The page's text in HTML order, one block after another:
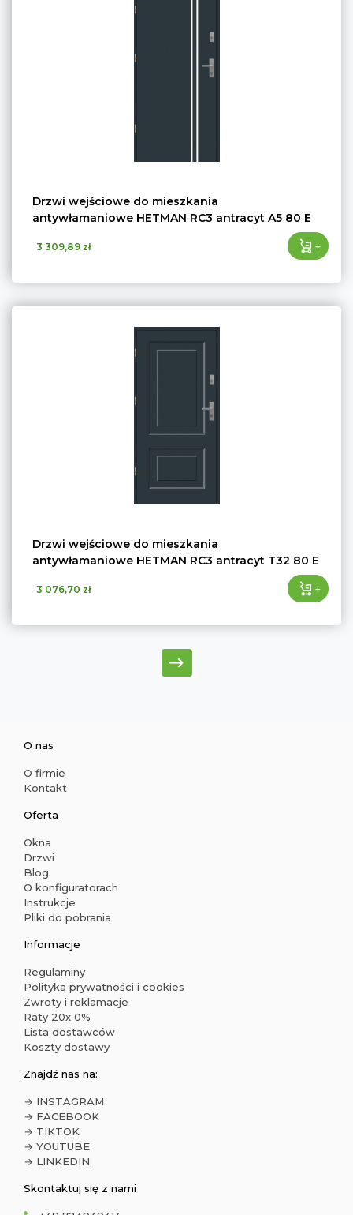
Drzwi wejściowe do mieszkania
antywłamaniowe HETMAN RC3 antracyt A5 80 E
3 309,89 zł +
Drzwi wejściowe do mieszkania
antywłamaniowe HETMAN RC3 antracyt T32 80 E
3 076,70 zł +
O nas
O firmie
Kontakt
Oferta
Okna
Drzwi
Blog
O konfiguratorach
Instrukcje
Pliki do pobrania
Informacje
Regulaminy
Polityka prywatności i cookies
Zwroty i reklamacje
Raty 20x 0%
Lista dostawców
Koszty dostawy
Znajdź nas na:
→ INSTAGRAM
→ FACEBOOK
→ TIKTOK
→ YOUTUBE
→ LINKEDIN
Skontaktuj się z nami